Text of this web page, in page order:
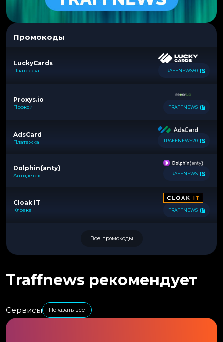
Промокоды
LuckyCards
Платежка TRAFFNEWS50
Proxys.io
Прокси TRAFFNEWS
AdsCard
Платежка TRAFFNEWS20
Dolphin{anty}
Антидетект TRAFFNEWS
Cloak IT
Клоака TRAFFNEWS
Все промокоды
Traffnews рекомендует
Сервисы Показать все